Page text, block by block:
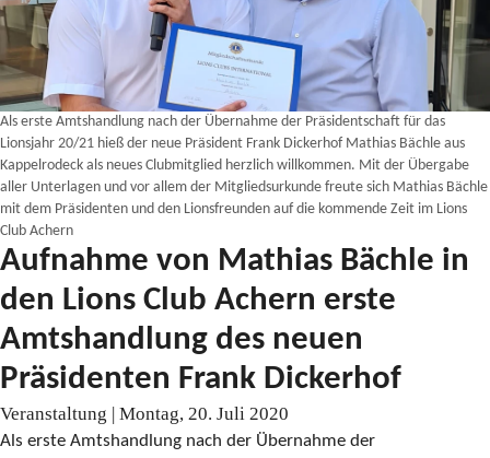
Als erste Amtshandlung nach der Übernahme der Präsidentschaft für das
Lionsjahr 20/21 hieß der neue Präsident Frank Dickerhof Mathias Bächle aus
Kappelrodeck als neues Clubmitglied herzlich willkommen. Mit der Übergabe
aller Unterlagen und vor allem der Mitgliedsurkunde freute sich Mathias Bächle
mit dem Präsidenten und den Lionsfreunden auf die kommende Zeit im Lions
Club Achern
Aufnahme von Mathias Bächle in
den Lions Club Achern erste
Amtshandlung des neuen
Präsidenten Frank Dickerhof
Veranstaltung | Montag, 20. Juli 2020
Als erste Amtshandlung nach der Übernahme der